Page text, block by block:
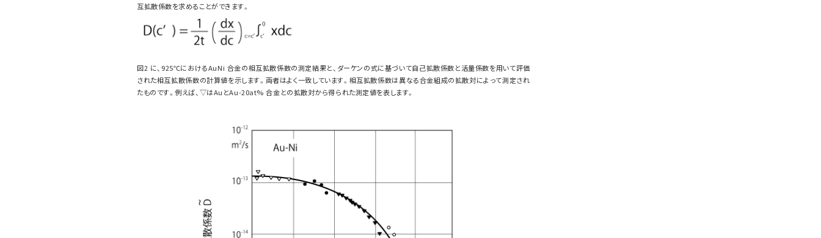
互拡散係数を求めることができます。
図2 に、925℃におけるAuNi 合金の相互拡散係数の測定結果と、ダーケンの式に基づいて自己拡散係数と活量係数を用いて評価
された相互拡散係数の計算値を示します。両者はよく一致しています。相互拡散係数は異なる合金組成の拡散対によって測定され
たものです。例えば、▽はAuとAu-20at% 合金との拡散対から得られた測定値を表します。